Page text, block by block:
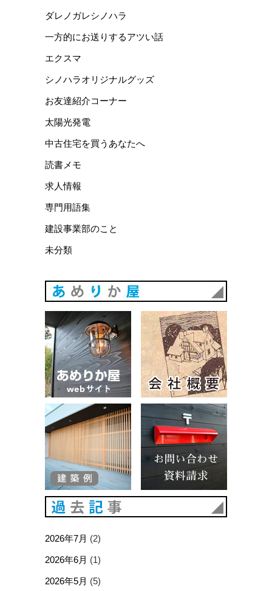
ダレノガレシノハラ
一方的にお送りするアツい話
エクスマ
シノハラオリジナルグッズ
お友達紹介コーナー
太陽光発電
中古住宅を買うあなたへ
読書メモ
求人情報
専門用語集
建設事業部のこと
未分類
あめりか屋WEBサイト
2026年7月 (2)
2026年6月 (1)
2026年5月 (5)